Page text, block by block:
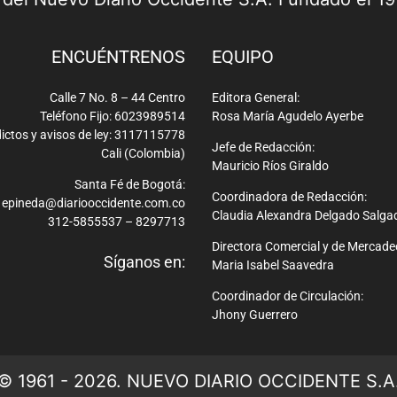
ENCUÉNTRENOS
Calle 7 No. 8 – 44 Centro
Teléfono Fijo: 6023989514
y avisos de ley: 3117115778
Cali (Colombia)
Santa Fé de Bogotá:
epineda@diariooccidente.com.co
312-5855537 – 8297713
Síganos en:
EQUIPO
Editora General:
Rosa María Agudelo Ayerbe
Jefe de Redacción:
Mauricio Ríos Giraldo
Coordinadora de Redacción:
Claudia Alexandra Delgado
Directora Comercial y de
Maria Isabel Saavedra
Coordinador de Circulación:
Jhony Guerrero
1961 - 2026. NUEVO DIARIO OCCIDENTE